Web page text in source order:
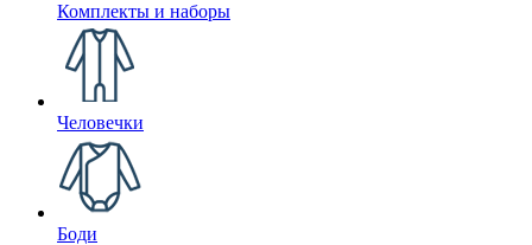
Комплекты и наборы
Человечки
Боди